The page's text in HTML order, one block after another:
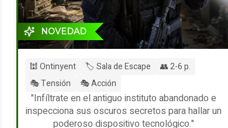
NOVEDAD
🕍 Ontinyent 🏷️ Sala de Escape
👥 2-6 p.
🎭 Tensión
🎭 Acción
"Infíltrate en el antiguo instituto abandonado e
inspecciona sus oscuros secretos para hallar un
poderoso dispositivo tecnológico."